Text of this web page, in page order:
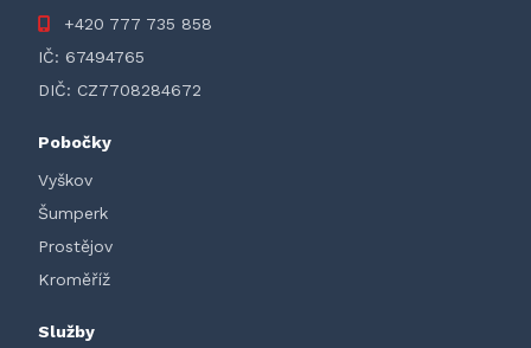
+420 777 735 858
IČ: 67494765
DIČ: CZ7708284672
Pobočky
Vyškov
Šumperk
Prostějov
Kroměříž
Služby